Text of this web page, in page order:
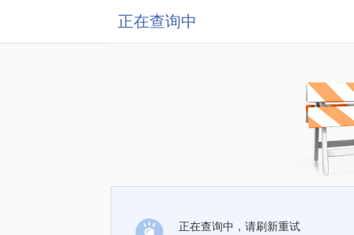
正在查询中
正在查询中，请刷新重试